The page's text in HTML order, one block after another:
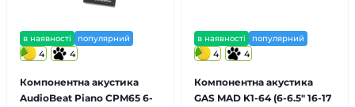
в наявності популярний
4 4
Компонентна акустика
AudioBeat Piano CPM65 6-
в наявності популярний
4 4
Компонентна акустика
GAS MAD K1-64 (6-6.5″ 16-17